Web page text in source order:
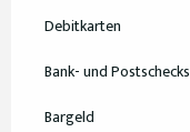
Debitkarten
Bank- und Postschecks
Bargeld